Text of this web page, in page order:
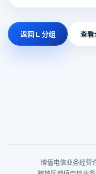
返回 L 分组 查看
增值电信业务经营